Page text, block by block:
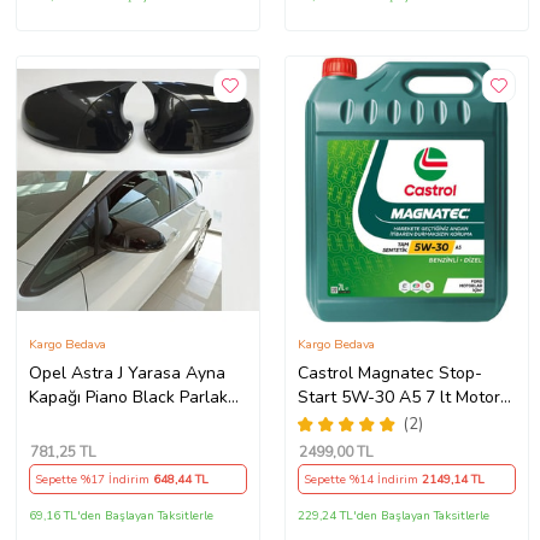
Opel Astra J Yarasa Ayna
Kapağı Piano Black Parlak
Kargo Bedava
781,25 TL
Sepette %17 İndirim 648,44 TL
69,16 TL'den Başlayan Taksitlerle
Castrol Magnatec Stop-
Start 5W-30 A5 7 lt Motor
Yağı Ü.T 2024 (2)
Kargo Bedava
2499,00 TL
Sepette %14 İndirim 2149,14 TL
229,24 TL'den Başlayan Taksitlerle